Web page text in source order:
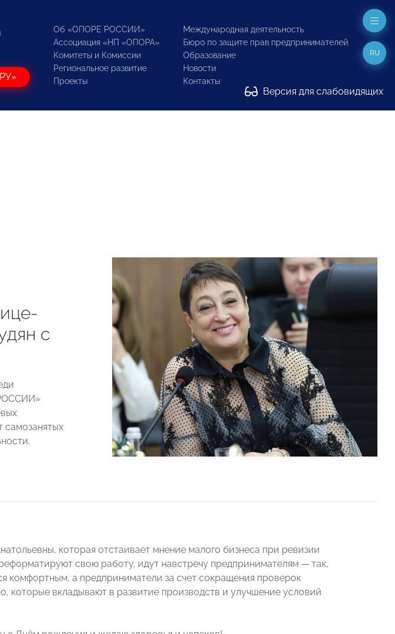
Об «ОПОРЕ РОССИИ»
Ассоциация «НП «ОПОРА»
Комитеты и Комиссии
Региональное развитие
Проекты
Международная деятельность
Бюро по защите прав предпринимателей
Образование
Новости
Контакты
Версия для слабовидящих
RU
с
самозанятых
которая отстаивает мнение малого бизнеса при ревизии
свою работу, идут навстречу предпринимателям — так,
комфортным, а предприниматели за счет сокращения проверок
которые вкладывают в развитие производств и улучшение условий